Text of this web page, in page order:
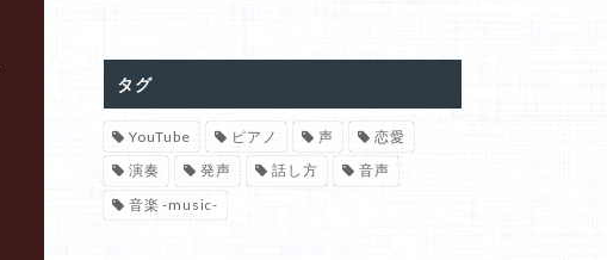
タグ
YouTube ピアノ 声
恋愛
演奏
発声 話し方
音声
音楽 -music-